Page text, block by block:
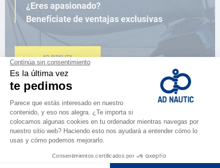
¿Eres apasionado?
Benefíciate de ventajas exclusivas
AD FIDELITY
CERCA DE TI
150 tiendas en el mundo,
la fuerza de una red